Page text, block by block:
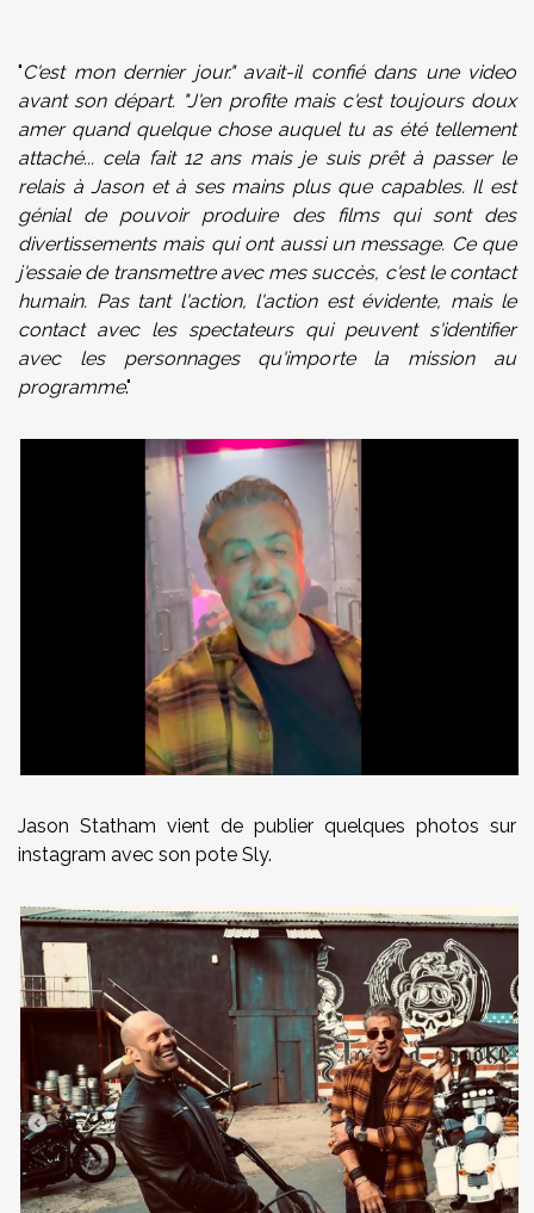
"C'est mon dernier jour." avait-il confié dans une video
avant son départ. "J'en profite mais c'est toujours doux
amer quand quelque chose auquel tu as été tellement
attaché... cela fait 12 ans mais je suis prêt à passer le
relais à Jason et à ses mains plus que capables. Il est
génial de pouvoir produire des films qui sont des
divertissements mais qui ont aussi un message. Ce que
j'essaie de transmettre avec mes succès, c'est le contact
humain. Pas tant l'action, l'action est évidente, mais le
contact avec les spectateurs qui peuvent s'identifier
avec les personnages qu'importe la mission au
programme."
Jason Statham vient de publier quelques photos sur
instagram avec son pote Sly.